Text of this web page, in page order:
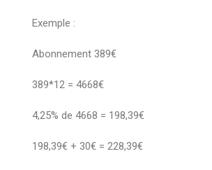
Exemple :
Abonnement 389€
389*12 = 4668€
4,25% de 4668 = 198,39€
198,39€ + 30€ = 228,39€